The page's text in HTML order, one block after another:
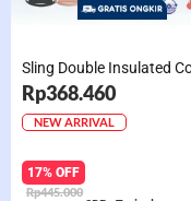
Rp368.460
NEW ARRIVAL
17% OFF
Rp445.000